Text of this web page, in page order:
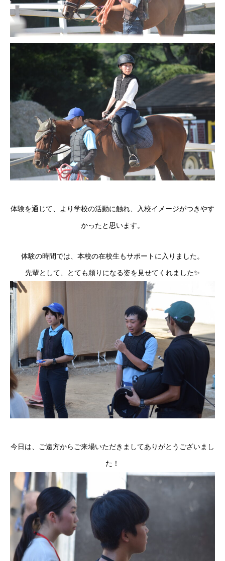
体験を通じて、より学校の活動に触れ、入校イメージがつきやす
かったと思います。
体験の時間では、本校の在校生もサポートに入りました。
先輩として、とても頼りになる姿を見せてくれました✨
今日は、ご遠方からご来場いただきましてありがとうございまし
た！